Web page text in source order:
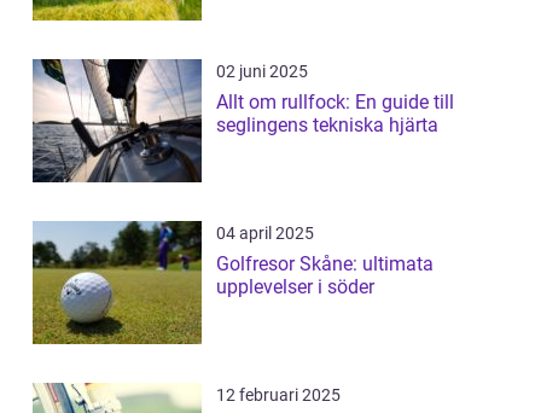
02 juni 2025
Allt om rullfock: En guide till
seglingens tekniska hjärta
04 april 2025
Golfresor Skåne: ultimata
upplevelser i söder
12 februari 2025